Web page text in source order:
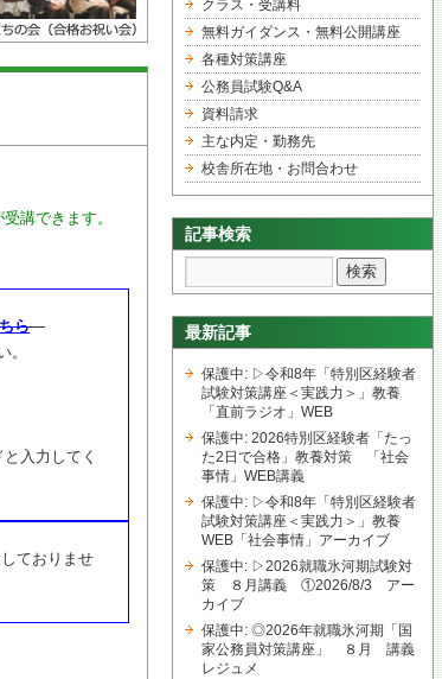
講できます。
ら
。
入力してく
ておりませ
クラス・受講料
無料ガイダンス・無料公開講座
各種対策講座
公務員試験Q&A
資料請求
主な内定・勤務先
校舎所在地・お問合わせ
記事検索
最新記事
保護中: ▷令和8年「特別区経験者
試験対策講座＜実践力＞」教養
「直前ラジオ」WEB
保護中: 2026特別区経験者「たっ
た2日で合格」教養対策 「社会
事情」WEB講義
保護中: ▷令和8年「特別区経験者
試験対策講座＜実践力＞」教養
WEB「社会事情」アーカイブ
保護中: ▷2026就職氷河期試験対
策 ８月講義 ①2026/8/3 アー
カイブ
保護中: ◎2026年就職氷河期「国
家公務員対策講座」 ８月 講義
レジュメ